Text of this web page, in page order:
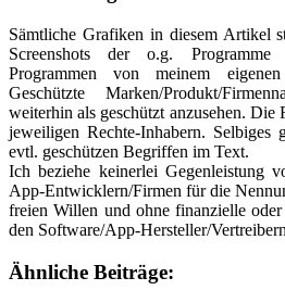
Sämtliche Grafiken in diesem Artikel
Screenshots der o.g. Programme
Programmen von meinem
Geschützte Marken/Produkt/
weiterhin als geschützt anzusehen. Die
jeweiligen Rechte-Inhabern.
evtl. geschützen Begriffen im Text.
Ich beziehe keinerlei Gegenleistung
App-Entwicklern/Firmen für die
freien Willen und ohne finanzielle
den Software/App-Hersteller/
Ähnliche Beiträge: